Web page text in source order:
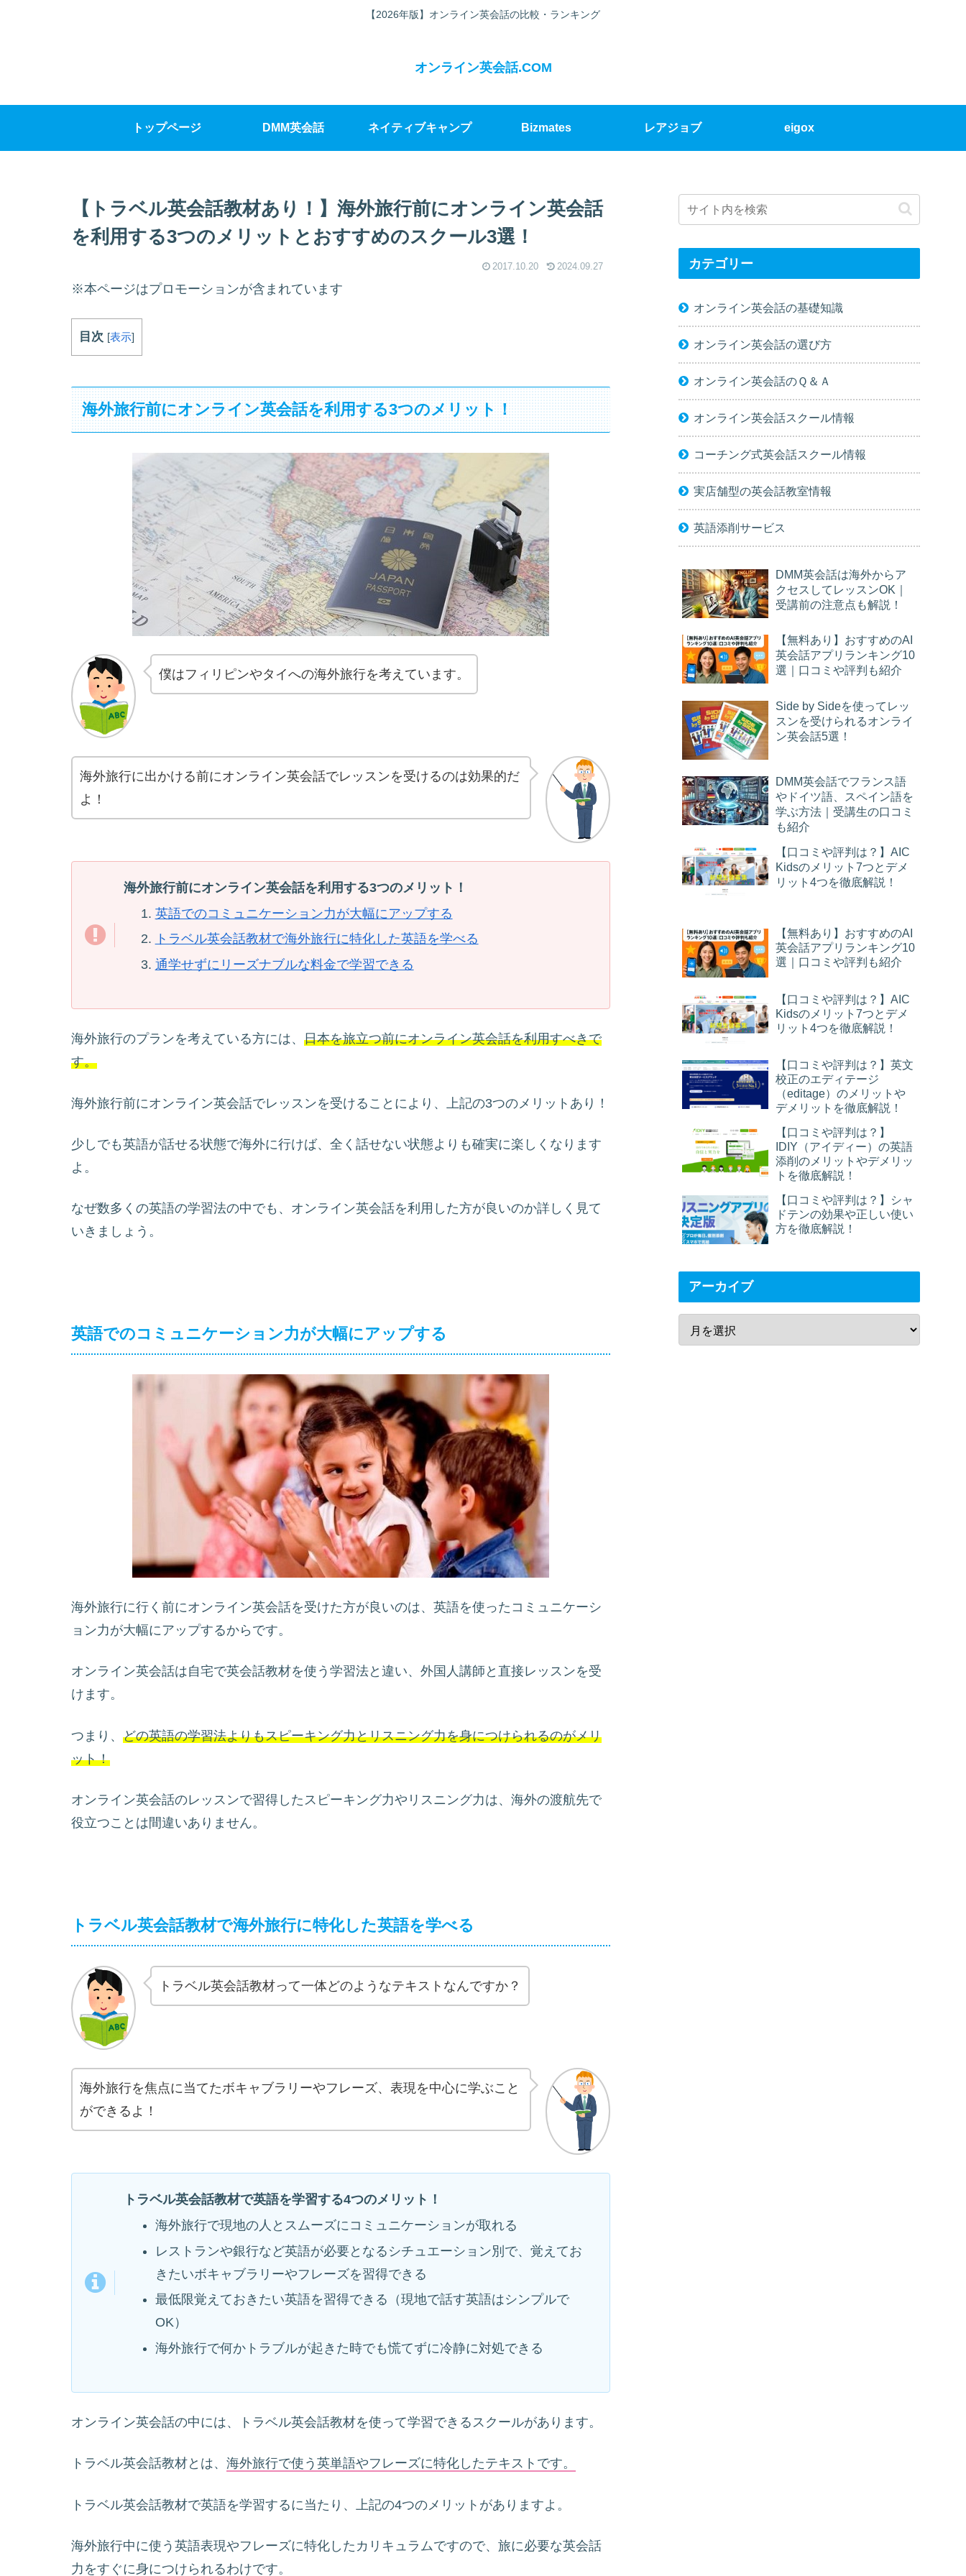
【2026年版】オンライン英会話の比較・ランキング
オンライン英会話.COM
トップページ DMM英会話 ネイティブキャンプ Bizmates レアジョブ eigox
【トラベル英会話教材あり！】海外旅行前にオンライン英会話
を利用する3つのメリットとおすすめのスクール3選！
2017.10.20 2024.09.27
※本ページはプロモーションが含まれています
目次 [表示]
海外旅行前にオンライン英会話を利用する3つのメリット！
僕はフィリピンやタイへの海外旅行を考えています。
海外旅行に出かける前にオンライン英会話でレッスンを受けるのは効果的だ
よ！
海外旅行前にオンライン英会話を利用する3つのメリット！
英語でのコミュニケーション力が大幅にアップする
トラベル英会話教材で海外旅行に特化した英語を学べる
通学せずにリーズナブルな料金で学習できる
海外旅行のプランを考えている方には、 日本を旅立つ前にオンライン英会話を利用すべきで
す。
海外旅行前にオンライン英会話でレッスンを受けることにより、上記の3つのメリットあり！
少しでも英語が話せる状態で海外に行けば、全く話せない状態よりも確実に楽しくなります
よ。
なぜ数多くの英語の学習法の中でも、オンライン英会話を利用した方が良いのか詳しく見て
いきましょう。
英語でのコミュニケーション力が大幅にアップする
海外旅行に行く前にオンライン英会話を受けた方が良いのは、英語を使ったコミュニケーシ
ョン力が大幅にアップするからです。
オンライン英会話は自宅で英会話教材を使う学習法と違い、外国人講師と直接レッスンを受
けます。
つまり、 どの英語の学習法よりもスピーキング力とリスニング力を身につけられるのがメリ
ット！
オンライン英会話のレッスンで習得したスピーキング力やリスニング力は、海外の渡航先で
役立つことは間違いありません。
トラベル英会話教材で海外旅行に特化した英語を学べる
トラベル英会話教材って一体どのようなテキストなんですか？
海外旅行を焦点に当てたボキャブラリーやフレーズ、表現を中心に学ぶこと
ができるよ！
トラベル英会話教材で英語を学習する4つのメリット！
海外旅行で現地の人とスムーズにコミュニケーションが取れる
レストランや銀行など英語が必要となるシチュエーション別で、覚えてお
きたいボキャブラリーやフレーズを習得できる
最低限覚えておきたい英語を習得できる（現地で話す英語はシンプルで
OK）
海外旅行で何かトラブルが起きた時でも慌てずに冷静に対処できる
オンライン英会話の中には、トラベル英会話教材を使って学習できるスクールがあります。
トラベル英会話教材とは、 海外旅行で使う英単語やフレーズに特化したテキストです。
トラベル英会話教材で英語を学習するに当たり、上記の4つのメリットがありますよ。
海外旅行中に使う英語表現やフレーズに特化したカリキュラムですので、旅に必要な英会話
力をすぐに身につけられるわけです。
カテゴリー
オンライン英会話の基礎知識
オンライン英会話の選び方
オンライン英会話のＱ＆Ａ
オンライン英会話スクール情報
コーチング式英会話スクール情報
実店舗型の英会話教室情報
英語添削サービス
DMM英会話は海外からア
クセスしてレッスンOK｜
受講前の注意点も解説！
【無料あり】おすすめのAI
英会話アプリランキング10
選｜口コミや評判も紹介
Side by Sideを使ってレッ
スンを受けられるオンライ
ン英会話5選！
DMM英会話でフランス語
やドイツ語、スペイン語を
学ぶ方法｜受講生の口コミ
も紹介
【口コミや評判は？】AIC
Kidsのメリット7つとデメ
リット4つを徹底解説！
【無料あり】おすすめのAI
英会話アプリランキング10
選｜口コミや評判も紹介
【口コミや評判は？】AIC
Kidsのメリット7つとデメ
リット4つを徹底解説！
【口コミや評判は？】英文
校正のエディテージ
（editage）のメリットや
デメリットを徹底解説！
【口コミや評判は？】
IDIY（アイディー）の英語
添削のメリットやデメリッ
トを徹底解説！
【口コミや評判は？】シャ
ドテンの効果や正しい使い
方を徹底解説！
アーカイブ